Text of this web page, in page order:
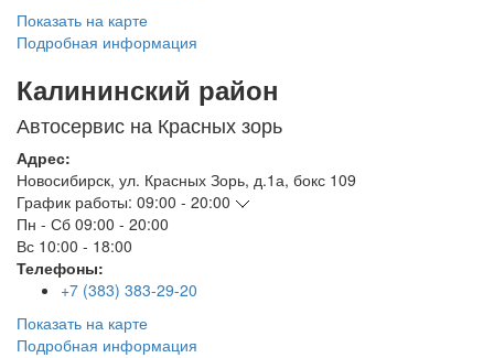
Показать на карте
Подробная информация
Калининский район
Автосервис на Красных зорь
Адрес:
Новосибирск, ул. Красных Зорь, д.1а, бокс 109
График работы: 09:00 - 20:00
Пн - Сб 09:00 - 20:00
Вс 10:00 - 18:00
Телефоны:
+7 (383) 383-29-20
Показать на карте
Подробная информация